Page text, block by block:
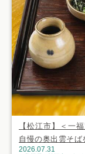
【松江市】＜一
自慢の奥出雲そば
2026.07.31